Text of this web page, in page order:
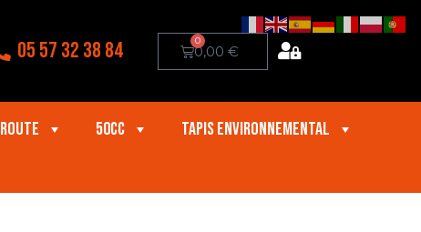
05 57 32 38 84 0,00 €
0
Route 50cc
Tapis Environnemental